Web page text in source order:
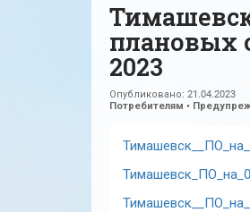
плановых
2023
Опубликовано: 21.04.2023
Потребителям •